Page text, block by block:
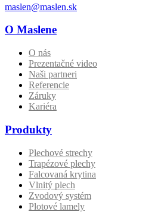
maslen@maslen.sk
O Maslene
O nás
Prezentačné video
Naši partneri
Referencie
Záruky
Kariéra
Produkty
Plechové strechy
Trapézové plechy
Falcovaná krytina
Vlnitý plech
Zvodový systém
Plotové lamely